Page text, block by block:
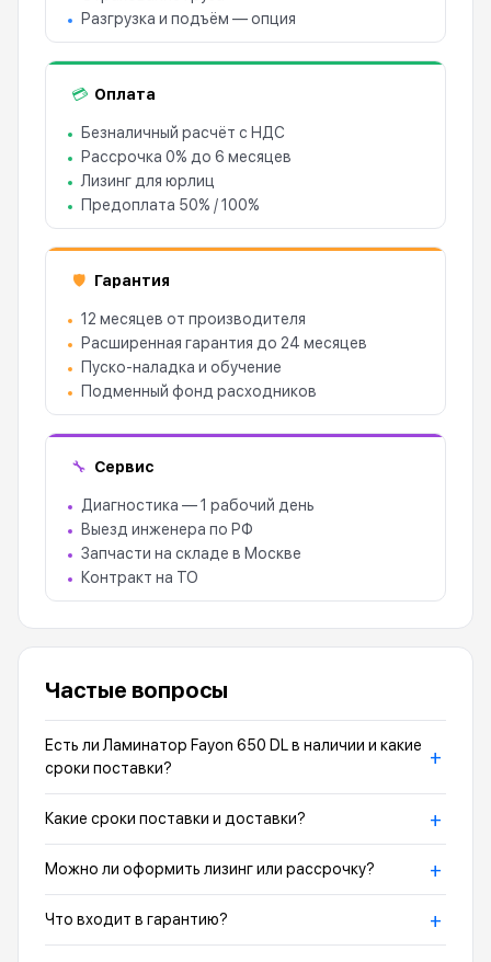
Разгрузка и подъём — опция
💳 Оплата
Безналичный расчёт с НДС
Рассрочка 0% до 6 месяцев
Лизинг для юрлиц
Предоплата 50% / 100%
🛡 Гарантия
12 месяцев от производителя
Расширенная гарантия до 24 месяцев
Пуско-наладка и обучение
Подменный фонд расходников
🔧 Сервис
Диагностика — 1 рабочий день
Выезд инженера по РФ
Запчасти на складе в Москве
Контракт на ТО
Частые вопросы
Есть ли Ламинатор Fayon 650 DL в наличии и какие
сроки поставки?
+
Какие сроки поставки и доставки? +
Можно ли оформить лизинг или рассрочку? +
Что входит в гарантию? +